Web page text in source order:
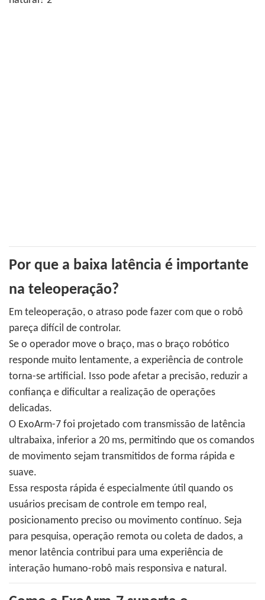
Por que a baixa latência é importante
na teleoperação?
Em teleoperação, o atraso pode fazer com que o robô
pareça difícil de controlar.
Se o operador move o braço, mas o braço robótico
responde muito lentamente, a experiência de controle
torna-se artificial. Isso pode afetar a precisão, reduzir a
confiança e dificultar a realização de operações
delicadas.
O ExoArm-7 foi projetado com transmissão de latência
ultrabaixa, inferior a 20 ms, permitindo que os comandos
de movimento sejam transmitidos de forma rápida e
suave.
Essa resposta rápida é especialmente útil quando os
usuários precisam de controle em tempo real,
posicionamento preciso ou movimento contínuo. Seja
para pesquisa, operação remota ou coleta de dados, a
menor latência contribui para uma experiência de
interação humano-robô mais responsiva e natural.